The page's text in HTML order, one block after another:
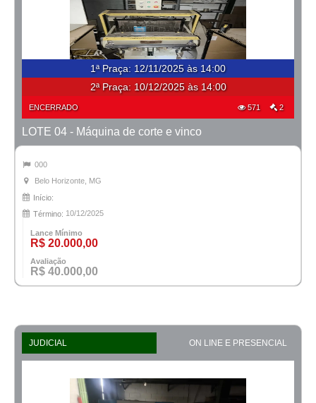
1ª Praça: 12/11/2025 às 14:00
2ª Praça: 10/12/2025 às 14:00
ENCERRADO 571 2
LOTE 04 - Máquina de corte e vinco
000
Belo Horizonte, MG
Início:
Término: 10/12/2025
Lance Mínimo
R$ 20.000,00
Avaliação
R$ 40.000,00
JUDICIAL ON LINE E PRESENCIAL